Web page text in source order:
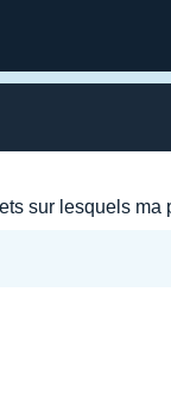
sur lesquels